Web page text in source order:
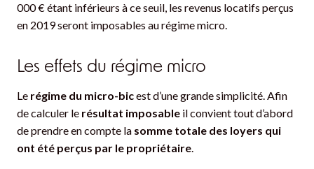
000 € étant inférieurs à ce seuil, les revenus locatifs perçus
en 2019 seront imposables au régime micro.
Les effets du régime micro
Le régime du micro-bicest d’une grande simplicité. Afin
de calculer le résultat imposable il convient tout d’abord
de prendre en compte la somme totale des loyers qui
ont été perçus par le propriétaire.